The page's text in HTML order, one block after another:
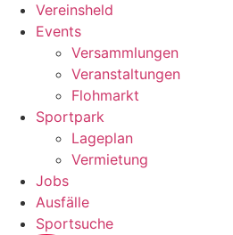
Vereinsheld
Events
Versammlungen
Veranstaltungen
Flohmarkt
Sportpark
Lageplan
Vermietung
Jobs
Ausfälle
Sportsuche